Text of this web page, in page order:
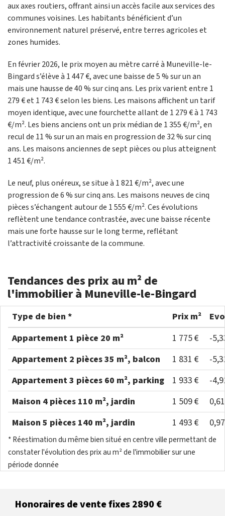
aux axes routiers, offrant ainsi un accès facile aux services des
communes voisines. Les habitants bénéficient d’un
environnement naturel préservé, entre terres agricoles et
zones humides.
En février 2026, le prix moyen au mètre carré à Muneville-le-
Bingard s’élève à 1 447 €, avec une baisse de 5 % sur un an
mais une hausse de 40 % sur cinq ans. Les prix varient entre 1
279 € et 1 743 € selon les biens. Les maisons affichent un tarif
moyen identique, avec une fourchette allant de 1 279 € à 1 743
€/m². Les biens anciens ont un prix médian de 1 355 €/m², en
recul de 11 % sur un an mais en progression de 32 % sur cinq
ans. Les maisons anciennes de sept pièces ou plus atteignent
1 451 €/m².
Le neuf, plus onéreux, se situe à 1 821 €/m², avec une
progression de 6 % sur cinq ans. Les maisons neuves de cinq
pièces s’échangent autour de 1 555 €/m². Ces évolutions
reflètent une tendance contrastée, avec une baisse récente
mais une forte hausse sur le long terme, reflétant
l’attractivité croissante de la commune.
Tendances des prix au m² de
l'immobilier à Muneville-le-Bingard
Type de bien * Prix m²
Appartement 1 pièce 20 m²
1 775 €
-
Appartement 2 pièces 35 m², balcon
1 831 €
-
Appartement 3 pièces 60 m², parking
1 933 €
-
Maison 4 pièces 110 m², jardin
1 509 €
Maison 5 pièces 140 m², jardin
1 493 €
* Réestimation du même bien situé en centre ville permettant de
constater l'évolution des prix au m² de l'immobilier sur une
période donnée
Honoraires de vente fixes 2890 €